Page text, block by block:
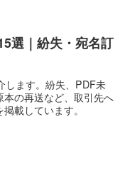
選｜紛失・宛名訂
します。紛失、PDF未
の再送など、取引先へ
載しています。